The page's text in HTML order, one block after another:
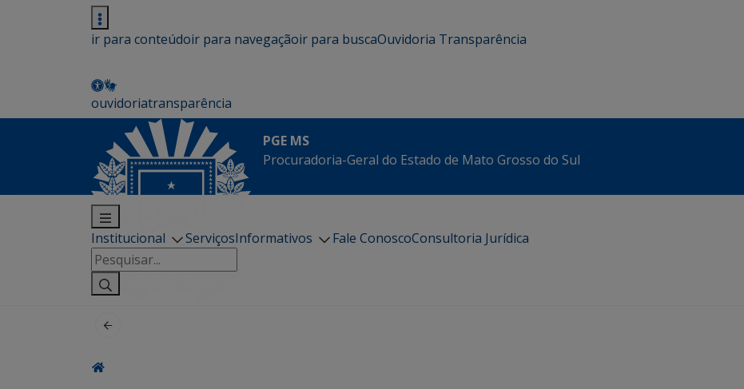
ir para conteúdoir para navegaçãoir para buscaOuvidoria Transparência
ouvidoriatransparência
PGE MS
Procuradoria-Geral do Estado de Mato Grosso do Sul
Institucional ServiçosInformativos Fale ConoscoConsultoria Jurídica
Pesquisar
por: